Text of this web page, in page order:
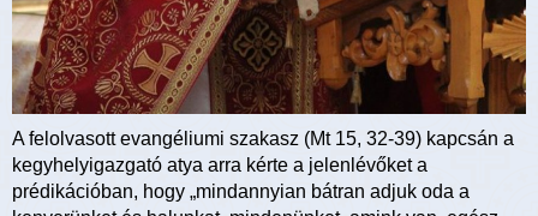
A felolvasott evangéliumi szakasz (Mt 15, 32-39) kapcsán a
kegyhelyigazgató atya arra kérte a jelenlévőket a
prédikációban, hogy „mindannyian bátran adjuk oda a